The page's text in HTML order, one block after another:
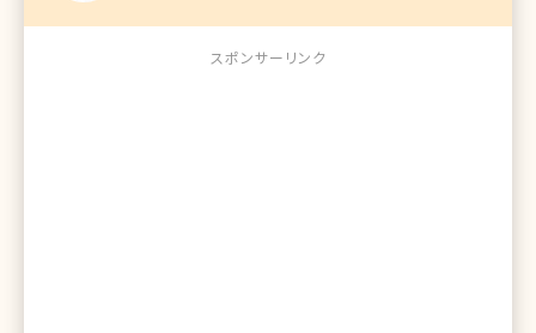
スポンサーリンク